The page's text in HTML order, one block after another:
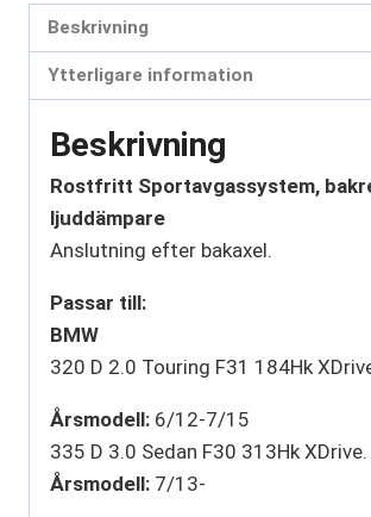
Beskrivning
Ytterligare information
Beskrivning
Rostfritt Sportavgassystem,
ljuddämpare
Anslutning efter bakaxel.
Passar till:
BMW
320 D 2.0 Touring F31 184Hk
Årsmodell: 6/12-7/15
335 D 3.0 Sedan F30 313Hk XDrive.
Årsmodell: 7/13-